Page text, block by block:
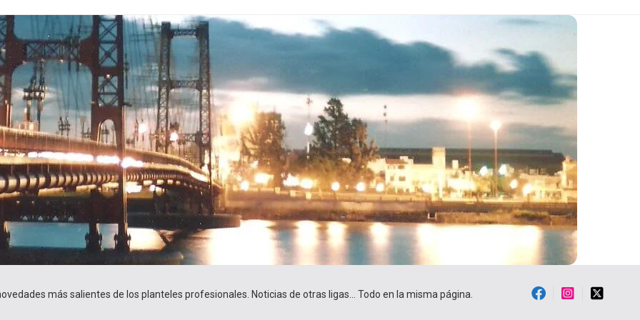
más salientes de los planteles profesionales. Noticias de otras ligas… Todo en la misma página.